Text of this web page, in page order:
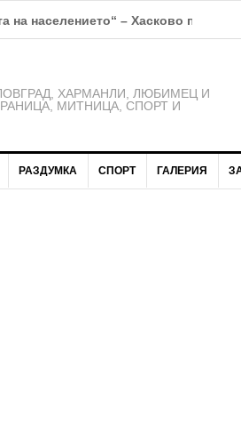
населението“ – Хасково
ХАРМАНЛИ, ЛЮБИМЕЦ И
МИТНИЦА, СПОРТ И
РАЗДУМКА СПОРТ ГАЛЕРИЯ